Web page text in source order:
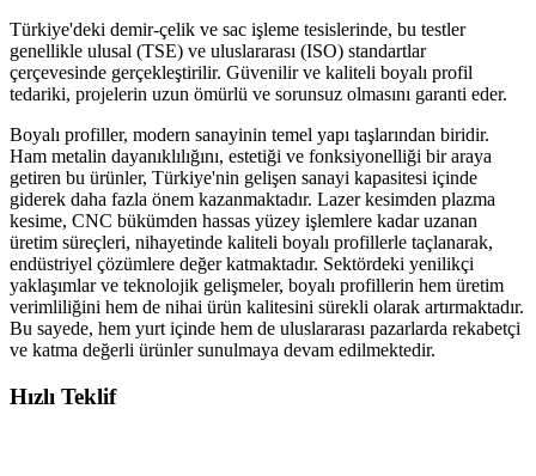
Türkiye'deki demir-çelik ve sac işleme tesislerinde, bu testler
genellikle ulusal (TSE) ve uluslararası (ISO) standartlar
çerçevesinde gerçekleştirilir. Güvenilir ve kaliteli boyalı profil
tedariki, projelerin uzun ömürlü ve sorunsuz olmasını garanti eder.
Boyalı profiller, modern sanayinin temel yapı taşlarından biridir.
Ham metalin dayanıklılığını, estetiği ve fonksiyonelliği bir araya
getiren bu ürünler, Türkiye'nin gelişen sanayi kapasitesi içinde
giderek daha fazla önem kazanmaktadır. Lazer kesimden plazma
kesime, CNC bükümden hassas yüzey işlemlere kadar uzanan
üretim süreçleri, nihayetinde kaliteli boyalı profillerle taçlanarak,
endüstriyel çözümlere değer katmaktadır. Sektördeki yenilikçi
yaklaşımlar ve teknolojik gelişmeler, boyalı profillerin hem üretim
verimliliğini hem de nihai ürün kalitesini sürekli olarak artırmaktadır.
Bu sayede, hem yurt içinde hem de uluslararası pazarlarda rekabetçi
ve katma değerli ürünler sunulmaya devam edilmektedir.
Hızlı Teklif